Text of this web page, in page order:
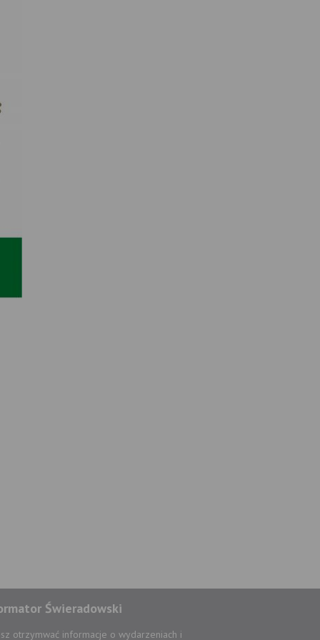
Świeradowski
otrzymwać informacje o wydarzeniach i